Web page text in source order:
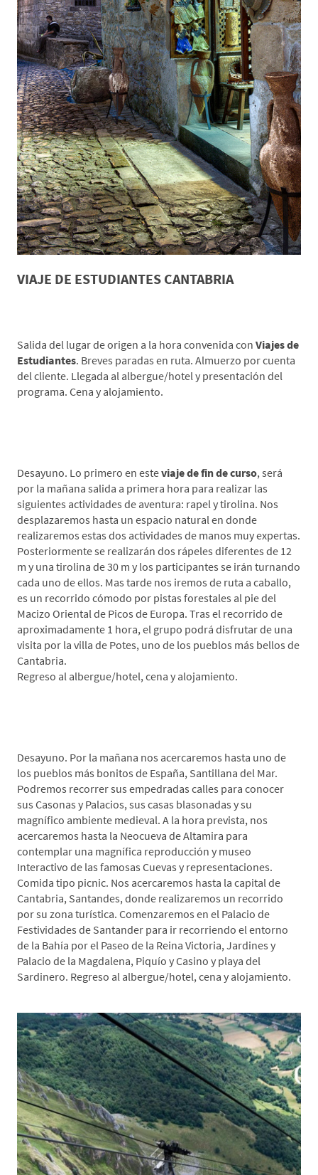
VIAJE DE ESTUDIANTES CANTABRIA
Salida del lugar de origen a la hora convenida con Viajes de
Estudiantes. Breves paradas en ruta. Almuerzo por cuenta
del cliente. Llegada al albergue/hotel y presentación del
programa. Cena y alojamiento.
Desayuno. Lo primero en esteviaje de fin de curso, será
por la mañana salida a primera hora para realizar las
siguientes actividades de aventura: rapel y tirolina. Nos
desplazaremos hasta un espacio natural en donde
realizaremos estas dos actividades de manos muy expertas.
Posteriormente se realizarán dos rápeles diferentes de 12
m y una tirolina de 30 m y los participantes se irán turnando
cada uno de ellos. Mas tarde nos iremos de ruta a caballo,
es un recorrido cómodo por pistas forestales al pie del
Macizo Oriental de Picos de Europa. Tras el recorrido de
aproximadamente 1 hora, el grupo podrá disfrutar de una
visita por la villa de Potes, uno de los pueblos más bellos de
Cantabria.
Regreso al albergue/hotel, cena y alojamiento.
Desayuno. Por la mañana nos acercaremos hasta uno de
los pueblos más bonitos de España, Santillana del Mar.
Podremos recorrer sus empedradas calles para conocer
sus Casonas y Palacios, sus casas blasonadas y su
magnífico ambiente medieval. A la hora prevista, nos
acercaremos hasta la Neocueva de Altamira para
contemplar una magnífica reproducción y museo
Interactivo de las famosas Cuevas y representaciones.
Comida tipo picnic. Nos acercaremos hasta la capital de
Cantabria, Santandes, donde realizaremos un recorrido
por su zona turística. Comenzaremos en el Palacio de
Festividades de Santander para ir recorriendo el entorno
de la Bahía por el Paseo de la Reina Victoria, Jardines y
Palacio de la Magdalena, Piquío y Casino y playa del
Sardinero. Regreso al albergue/hotel, cena y alojamiento.